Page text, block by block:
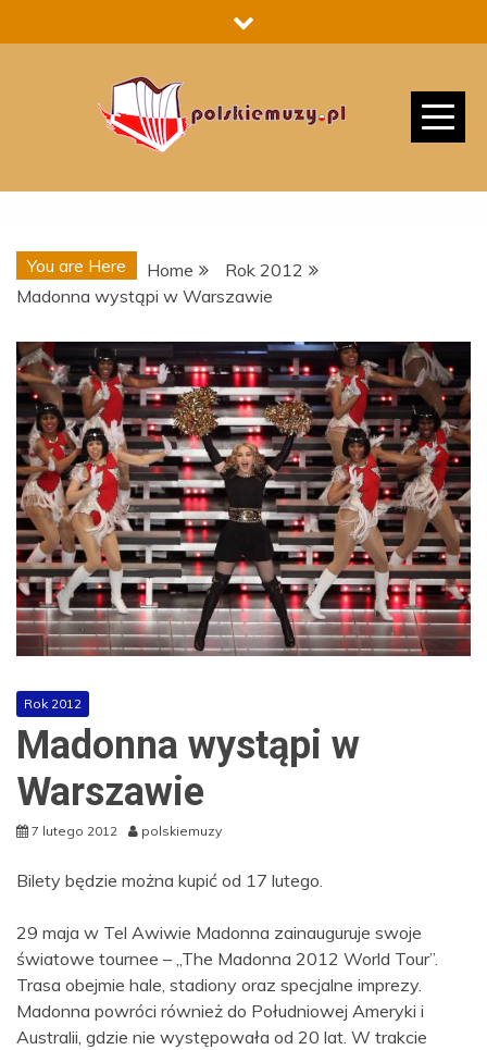
to
You are Here Home
Rok 2012
Madonna wystąpi w Warszawie
Rok 2012
Madonna wystąpi w
Warszawie
7 lutego 2012 polskiemuzy
Bilety będzie można kupić od 17 lutego.
29 maja w Tel Awiwie Madonna zainauguruje swoje
światowe tournee – „The Madonna 2012 World Tour”.
Trasa obejmie hale, stadiony oraz specjalne imprezy.
Madonna powróci również do Południowej Ameryki i
Australii, gdzie nie występowała od 20 lat. W trakcie